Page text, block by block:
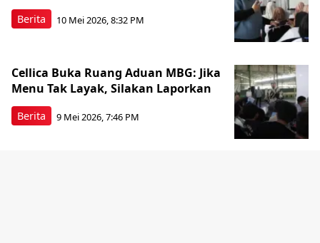
Berita 10 Mei 2026, 8:32 PM
Berita
Cellica Buka Ruang Aduan MBG: Jika
Menu Tak Layak, Silakan Laporkan
9 Mei 2026, 7:46 PM